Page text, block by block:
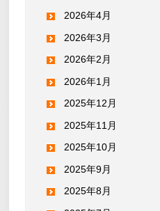
2026年4月
2026年3月
2026年2月
2026年1月
2025年12月
2025年11月
2025年10月
2025年9月
2025年8月